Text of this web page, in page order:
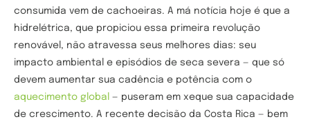
consumida vem de cachoeiras. A má notícia hoje é que a
hidrelétrica, que propiciou essa primeira revolução
renovável, não atravessa seus melhores dias: seu
impacto ambiental e episódios de seca severa — que só
devem aumentar sua cadência e potência com o
aquecimento global — puseram em xeque sua capacidade
de crescimento. A recente decisão da Costa Rica — bem